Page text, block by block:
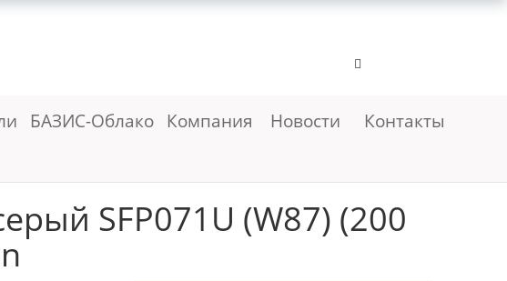
БАЗИС-Облако Компания Новости Контакты
SFP071U (W87) (200